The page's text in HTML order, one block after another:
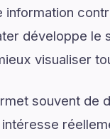
développe
visualiser
souvent de